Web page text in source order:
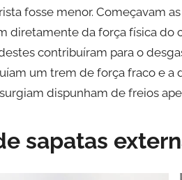
fosse menor. Começavam
diretamente da força física
contribuíram para o
um trem de força fraco e
dispunham de freios
sapatas